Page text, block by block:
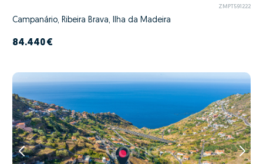
ZMPT591222
Campanário, Ribeira Brava, Ilha da Madeira
84.440 €